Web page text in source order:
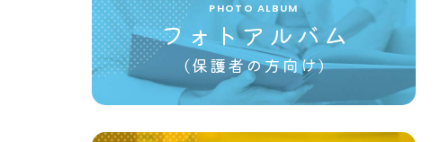
PHOTO ALBUM
フォトアルバム
(保護者の方向け)